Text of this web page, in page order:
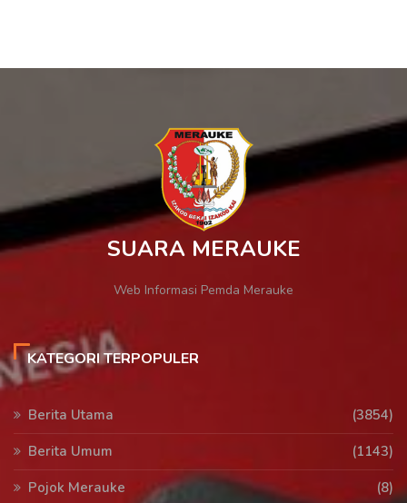
SUARA MERAUKE
Web Informasi Pemda Merauke
KATEGORI TERPOPULER
Berita Utama
(3854)
Berita Umum
(1143)
Pojok Merauke
(8)